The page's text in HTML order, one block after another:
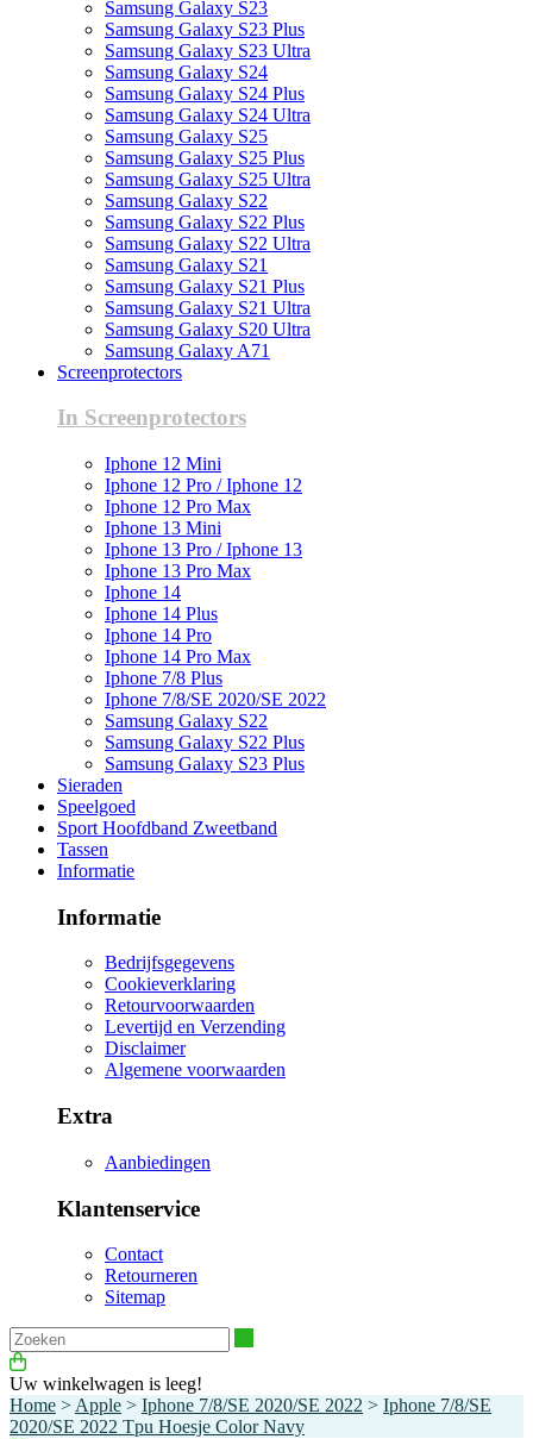
Samsung Galaxy S23
Samsung Galaxy S23 Plus
Samsung Galaxy S23 Ultra
Samsung Galaxy S24
Samsung Galaxy S24 Plus
Samsung Galaxy S24 Ultra
Samsung Galaxy S25
Samsung Galaxy S25 Plus
Samsung Galaxy S25 Ultra
Samsung Galaxy S22
Samsung Galaxy S22 Plus
Samsung Galaxy S22 Ultra
Samsung Galaxy S21
Samsung Galaxy S21 Plus
Samsung Galaxy S21 Ultra
Samsung Galaxy S20 Ultra
Samsung Galaxy A71
Screenprotectors
In Screenprotectors
Iphone 12 Mini
Iphone 12 Pro / Iphone 12
Iphone 12 Pro Max
Iphone 13 Mini
Iphone 13 Pro / Iphone 13
Iphone 13 Pro Max
Iphone 14
Iphone 14 Plus
Iphone 14 Pro
Iphone 14 Pro Max
Iphone 7/8 Plus
Iphone 7/8/SE 2020/SE 2022
Samsung Galaxy S22
Samsung Galaxy S22 Plus
Samsung Galaxy S23 Plus
Sieraden
Speelgoed
Sport Hoofdband Zweetband
Tassen
Informatie
Informatie
Bedrijfsgegevens
Cookieverklaring
Retourvoorwaarden
Levertijd en Verzending
Disclaimer
Algemene voorwaarden
Extra
Aanbiedingen
Klantenservice
Contact
Retourneren
Sitemap
Uw winkelwagen is leeg!
Home > Apple > Iphone 7/8/SE 2020/SE 2022 > Iphone 7/8/SE
2020/SE 2022 Tpu Hoesje Color Navy